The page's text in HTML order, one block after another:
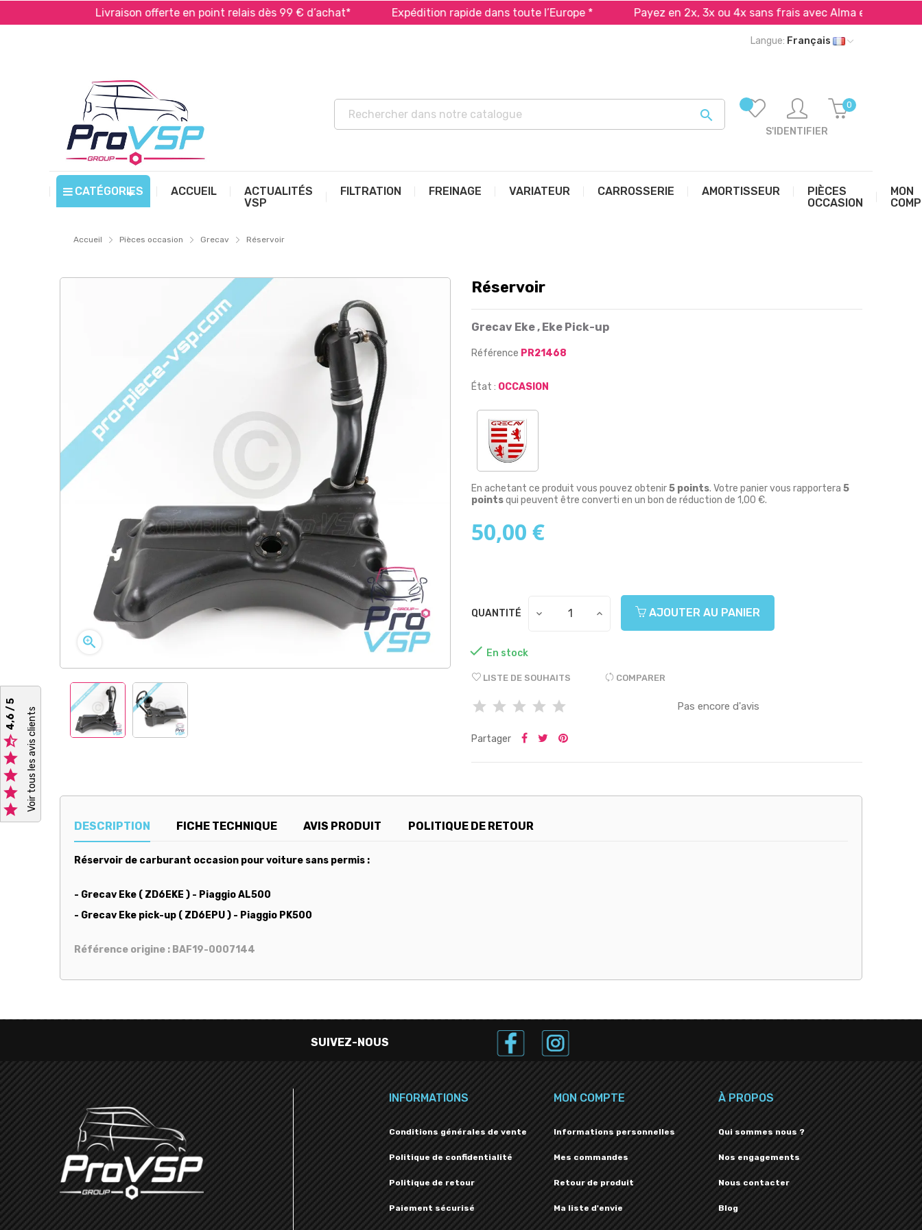





4,6 / 5 Voir tous les avis clients
Livraison offerte en point relais dès 99 € d’achat* Expédition rapide dans toute l’Europe * Payez en 2x, 3x ou 4x sans frais avec Alma et PayPal*
Langue: Français

S'IDENTIFIER
0
CATÉGORIES ACCUEIL
ACTUALITÉS
VSP
FILTRATION FREINAGE VARIATEUR CARROSSERIE AMORTISSEUR
PIÈCES
OCCASION
MON
Accueil Pièces occasion Grecav Réservoir

Réservoir
Grecav Eke , Eke Pick-up
Référence PR21468
État : OCCASION
En achetant ce produit vous pouvez obtenir5 points. Votre panier vous rapportera 5
pointsqui peuvent être converti en un bon de réduction de 1,00 €.
50,00 €
QUANTITÉ AJOUTER AU PANIER
 En stock
LISTE DE SOUHAITS COMPARER
Pas encore d'avis
Partager
DESCRIPTION FICHE TECHNIQUE AVIS PRODUIT POLITIQUE DE RETOUR
Réservoir de carburant occasion pour voiture sans permis :
- Grecav Eke ( ZD6EKE ) - Piaggio AL500
- Grecav Eke pick-up ( ZD6EPU ) - Piaggio PK500
Référence origine : BAF19-0007144
SUIVEZ-NOUS
INFORMATIONS
Conditions générales de vente
Politique de confidentialité
Politique de retour
Paiement sécurisé
MON COMPTE
Informations personnelles
Mes commandes
Retour de produit
Ma liste d'envie
À PROPOS
Qui sommes nous ?
Nos engagements
Nous contacter
Blog